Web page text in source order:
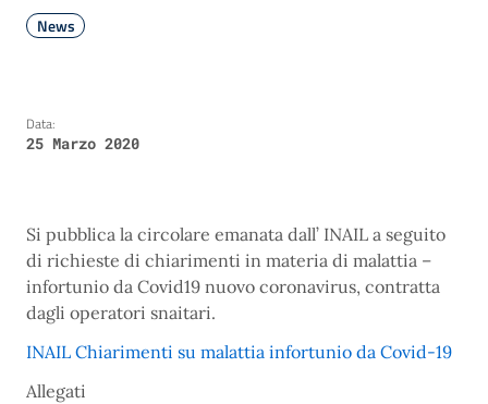
News
Data:
25 Marzo 2020
Si pubblica la circolare emanata dall’ INAIL a seguito
di richieste di chiarimenti in materia di malattia –
infortunio da Covid19 nuovo coronavirus, contratta
dagli operatori snaitari.
INAIL Chiarimenti su malattia infortunio da Covid-19
Allegati